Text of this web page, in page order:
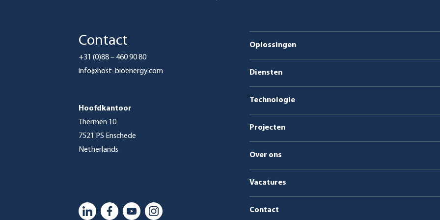
Oplossingen
Biogasinstallaties
Ketelcentrales op biomassa en
Diensten
Energie als dienst
Service en onderhoud
Technologie
Projecten
Over ons
Vacatures
Contact
Contact
+31 (0)88 – 460 90 80
info@host-bioenergy.com
Hoofdkantoor
Thermen 10
7521 PS Enschede
Netherlands